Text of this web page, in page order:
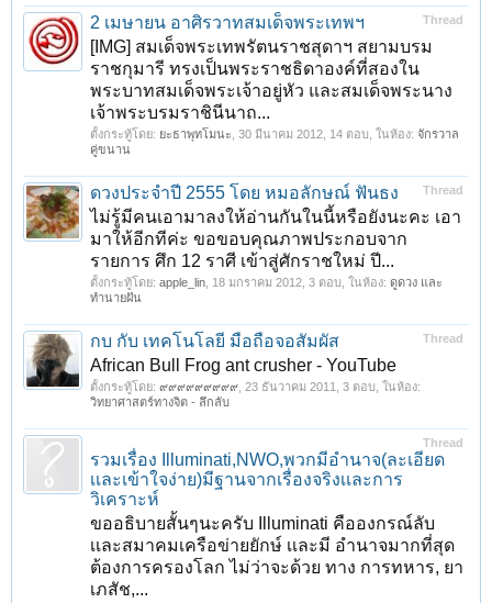
Thread
2 เมษายน อาศิรวาทสมเด็จพระเทพฯ
[IMG] สมเด็จพระเทพรัตนราชสุดาฯ สยามบรม
ราชกุมารี ทรงเป็นพระราชธิดาองค์ที่สองใน
พระบาทสมเด็จพระเจ้าอยู่หัว และสมเด็จพระนาง
เจ้าพระบรมราชินีนาถ...
ตั้งกระทู้โดย: ยะธาพุทโมนะ 30 มีนาคม 2012 , 14 ตอบ, ในห้อง: จักรวาล
คู่ขนาน
Thread
ดวงประจำปี 2555 โดย หมอลักษณ์ ฟันธง
ไม่รู้มีคนเอามาลงให้อ่านกันในนี้หรือยังนะคะ เอา
มาให้อีกทีค่ะ ขอขอบคุณภาพประกอบจาก
รายการ ศึก 12 ราศี เข้าสู่ศักราชใหม่ ปี...
ตั้งกระทู้โดย: apple_lin 18 มกราคม 2012 , 3 ตอบ, ในห้อง: ดูดวง และ
ทำนายฝัน
Thread
กบ กับ เทคโนโลยี มือถือจอสัมผัส
African Bull Frog ant crusher - YouTube
ตั้งกระทู้โดย: ๙๙๙๙๙๙๙๙๙ 23 ธันวาคม 2011
, 3 ตอบ, ในห้อง:
วิทยาศาสตร์ทางจิต - ลึกลับ
Thread
รวมเรื่อง Illuminati,NWO,พวกมีอำนาจ(ละเอียด
เเละเข้าใจง่าย)มีฐานจากเรื่องจริงเเละการ
วิเคราะห์
ขออธิบายสั้นๆนะครับ Illuminati คือองกรณ์ลับ
เเละสมาคมเครือข่ายยักษ์ เเละมี อำนาจมากที่สุด
ต้องการครองโลก ไม่ว่าจะด้วย ทาง การทหาร, ยา
เภสัช,...